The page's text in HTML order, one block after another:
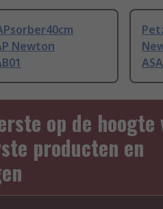
Newton
op de hoogte
producten en